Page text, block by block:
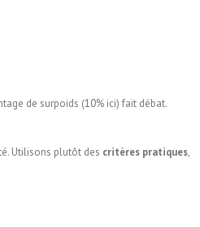
de surpoids (10% ici) fait débat.
Utilisons plutôt des critères pratiques,